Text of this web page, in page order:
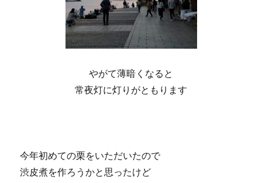
やがて薄暗くなると
常夜灯に灯りがともります
今年初めての栗をいただいたので
渋皮煮を作ろうかと思ったけど